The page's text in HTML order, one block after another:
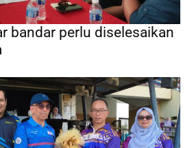
bandar perlu diselesaikan